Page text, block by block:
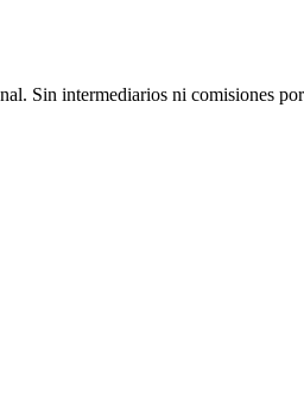
Sin intermediarios ni comisiones